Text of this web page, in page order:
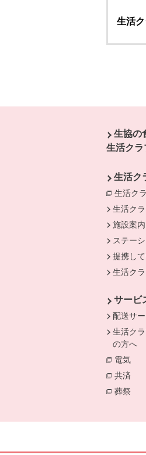
生活
生協の
生活クラ
生活ク
生活ク
生活ク
施設案内
ステー
提携し
生活ク
サービ
配送サ
生活ク
の方へ
電気
共済
葬祭